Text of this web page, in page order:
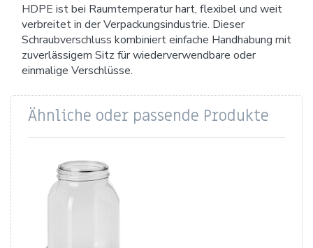
HDPE ist bei Raumtemperatur hart, flexibel und weit
verbreitet in der Verpackungsindustrie. Dieser
Schraubverschluss kombiniert einfache Handhabung mit
zuverlässigem Sitz für wiederverwendbare oder
einmalige Verschlüsse.
Ähnliche oder passende Produkte